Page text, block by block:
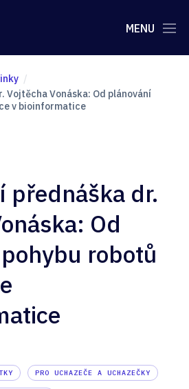
MENU
Vojtěcha Vonáska: Od plánování
v bioinformatice
přednáška dr.
Od
robotů
PRO UCHAZEČE A UCHAZEČKY